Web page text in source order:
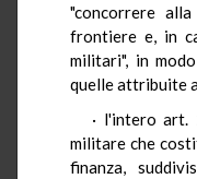
"concorrere
frontiere e, in
militari", in
quelle attribuite
· l'intero art.
militare che
finanza,